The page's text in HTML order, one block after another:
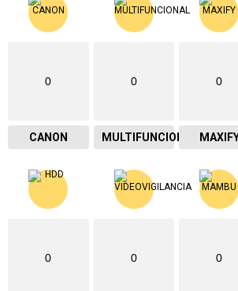
0
CANON
0
MULTIFUNCIONAL
0
0 0 0